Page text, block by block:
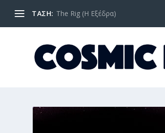
ΤΑΣΗ: The Rig (Η Εξέδρα)